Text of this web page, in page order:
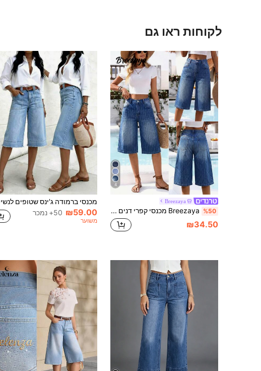
לקוחות ראו גם
4
Breezaya
%50 Breezaya מכנסי קפרי דנים יומיומיים קז'ואל לנשים עם כיסים
₪34.50
₪59.00 50+ נמכר
משוער